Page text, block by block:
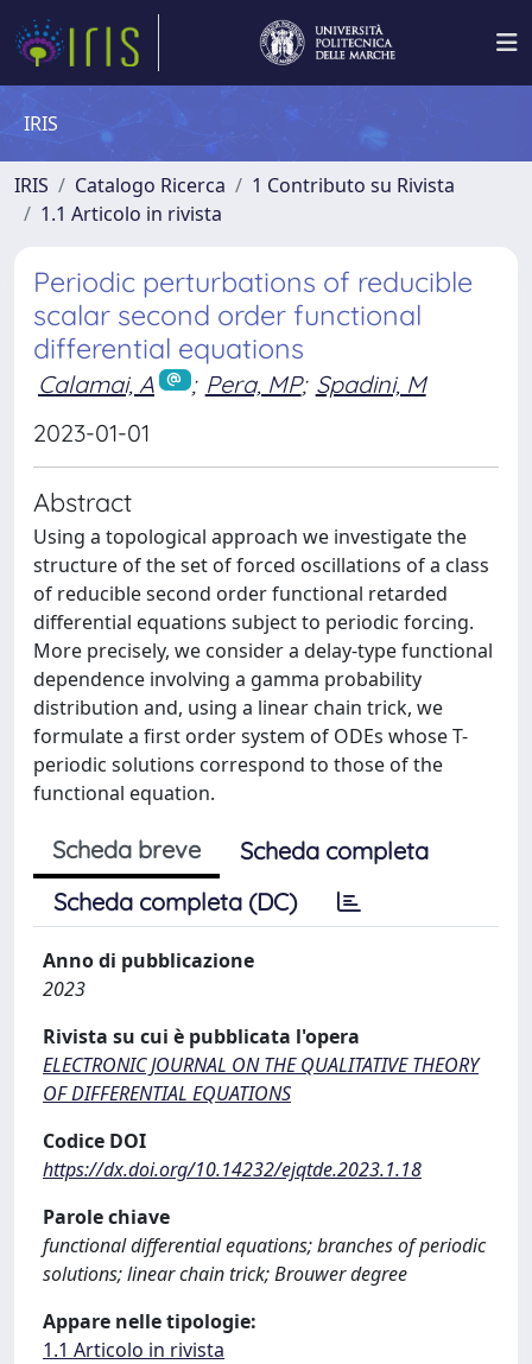
IRIS
IRIS Catalogo Ricerca
1 Contributo su Rivista
1.1 Articolo in rivista
Periodic perturbations of reducible
scalar second order functional
differential equations
Calamai, A ; Pera, MP; Spadini, M
2023-01-01
Abstract
Using a topological approach we investigate the
structure of the set of forced oscillations of a class
of reducible second order functional retarded
differential equations subject to periodic forcing.
More precisely, we consider a delay-type functional
dependence involving a gamma probability
distribution and, using a linear chain trick, we
formulate a first order system of ODEs whose T-
periodic solutions correspond to those of the
functional equation.
Scheda breve
Scheda completa
Scheda completa (DC)
Anno di pubblicazione
2023
Rivista su cui è pubblicata l'opera
ELECTRONIC JOURNAL ON THE QUALITATIVE THEORY
OF DIFFERENTIAL EQUATIONS
Codice DOI
https://dx.doi.org/10.14232/ejqtde.2023.1.18
Parole chiave
functional differential equations; branches of periodic
solutions; linear chain trick; Brouwer degree
Appare nelle tipologie:
1.1 Articolo in rivista